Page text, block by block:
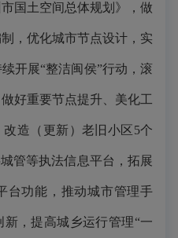
国土空间总体规划》，做
，优化城市节点设计，实
开展“整洁闽侯”行动，滚
好重要节点提升、美化工
造（更新）老旧小区5个
管等执法信息平台，拓展
台功能，推动城市管理手
，提高城乡运行管理“一